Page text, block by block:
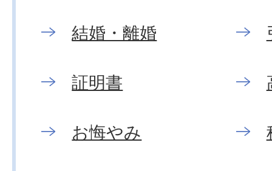
結婚・離婚
証明書
お悔やみ